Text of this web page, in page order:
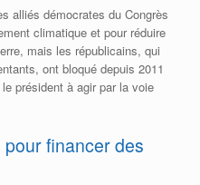
alliés démocrates du Congrès
climatique et pour réduire
mais les républicains, qui
ont bloqué depuis 2011
président à agir par la voie
financer des